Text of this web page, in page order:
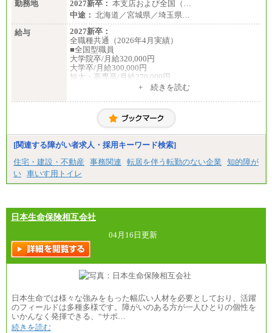
総合職 月給241,000円
中途：
①月給227,000円以上
②月給212,000円以上
③月給172,500円以上
④月給23万円～37万円
⑤月給20万円～25万円
⑥月給33万円～48万円
⑦月給271,000円以上
⑧～⑮月給200,000円〜月給400,000円
⑯月給185,000円以上
⑱月給212,000円以上
以上
⑳月給205,000円以上
㉑月給185,000 円以上
㉒月給185,000 円以上
㉓月給224,500円以上
※全コース共通※ 能力・経験・勤務地などにより
勤務地
2027新卒： 本支店および全国（…
中途： 北海道／宮城県／埼玉県…
給与
2027新卒：
全職種共通（2026年4月実績）
■全国型職員
大学院卒/月給320,000円
大学卒/月給300,000円
短大・高専卒/月給270,000円
大学院卒/月給256,000円～288,000円
大学卒/月給240,000円～270,000円
短大・高専卒/月給216,000円～243,000円
■特定職員※
大学院卒/月給234,000円～263,000円
大学卒/月給219,000円～246,000円
短大・高専卒/月給197,000円～222,000円
※拠点型職員、特定職員の給与は、生活の拠点が定
す。
中途：
全職種共通
月給制
226,600円～390,100円（勤務地域等により異なりま
す）
・ご経験やスキルを考慮し、選考の中で決定いたし
ます。
+ 続きを読む
[関連する障がい者求人・採用キーワード検索]
住宅・建設・不動産
事務関連 転居を伴う転勤のない企業
知的障が
い 車いす用トイレ
日本生命保険相互会社
04月16日更新
日本生命では様々な強みをもった幅広い人材を必要としており、活躍
のフィールドは多種多様です。障がいのある方が一人ひとりの個性を
いかんなく発揮できる、“サポ…
続きを読む